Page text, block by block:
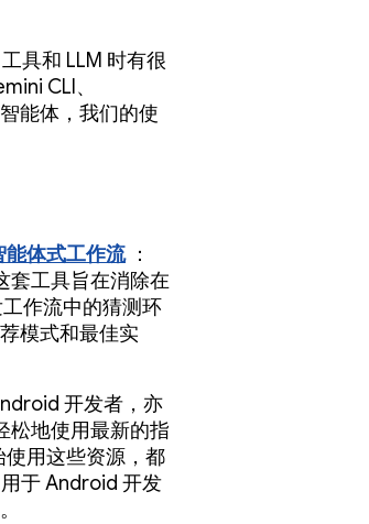
具和 LLM 时有很
CLI、
能体，我们的使
体式工作流：
套工具旨在消除在
作流中的猜测环
模式和最佳实
开发者，亦
松地使用最新的指
用这些资源，都
于 Android 开发